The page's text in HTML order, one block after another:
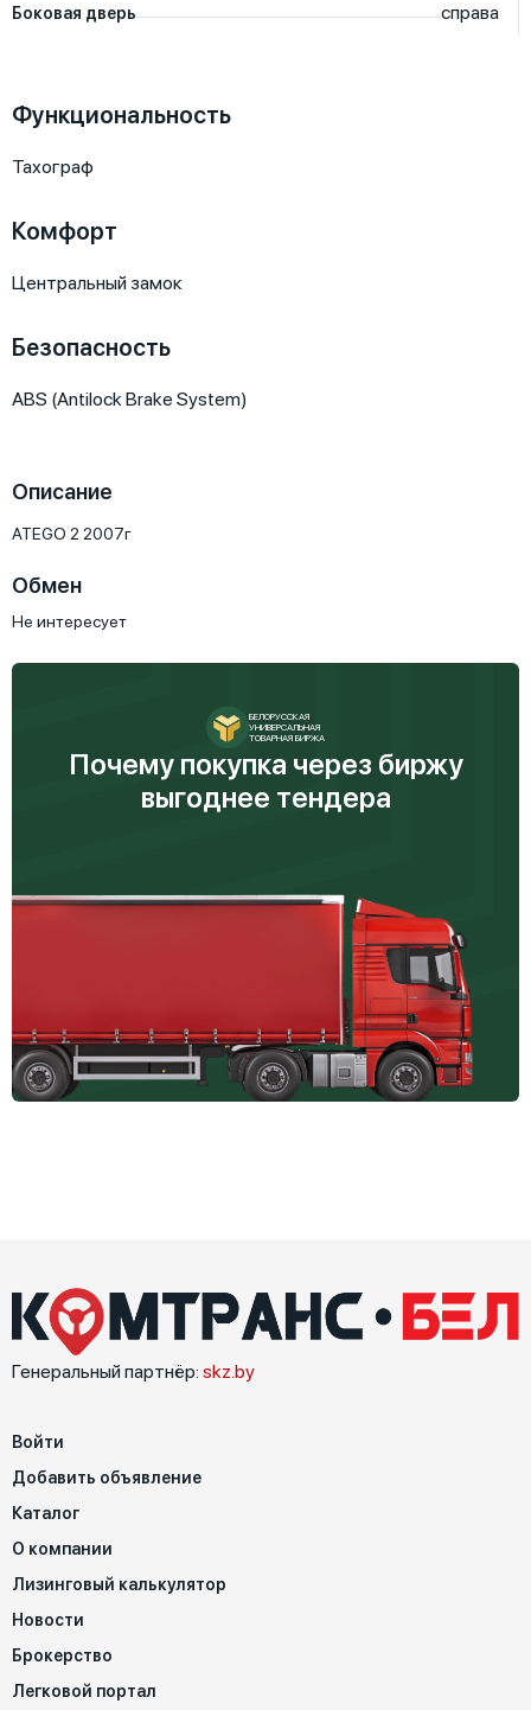
Боковая дверь справа
Функциональность
Тахограф
Комфорт
Центральный замок
Безопасность
ABS (Antilock Brake System)
Описание
ATEGO 2 2007г
Обмен
Не интересует
БЕЛОРУССКАЯ
УНИВЕРСАЛЬНАЯ
ТОВАРНАЯ БИРЖА
Почему покупка через биржу
выгоднее тендера
Генеральный партнёр: skz.by
Войти
Добавить объявление
Каталог
О компании
Лизинговый калькулятор
Новости
Брокерство
Легковой портал